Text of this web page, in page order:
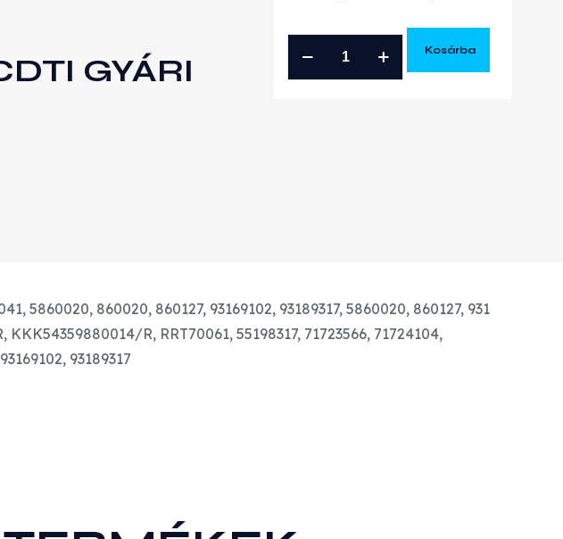
GYÁRI
Kosárba
5860020, 860020, 860127, 93169102, 93189317, 5860020, 860127, 931
R, RRT70061, 55198317, 71723566, 71724104,
93189317